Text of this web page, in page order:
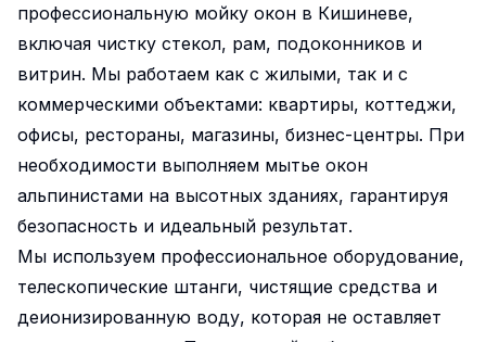
профессиональную мойку окон в Кишиневе,
включая чистку стекол, рам, подоконников и
витрин. Мы работаем как с жилыми, так и с
коммерческими объектами: квартиры, коттеджи,
офисы, рестораны, магазины, бизнес-центры. При
необходимости выполняем мытье окон
альпинистами на высотных зданиях, гарантируя
безопасность и идеальный результат.
Мы используем профессиональное оборудование,
телескопические штанги, чистящие средства и
деионизированную воду, которая не оставляет